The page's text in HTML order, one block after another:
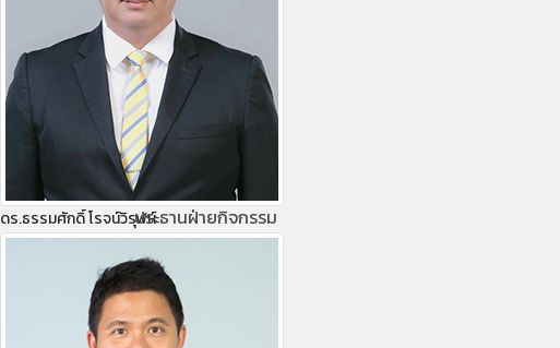
ร.ธรรมศักดิ์ โรจน์วิรุฬห์ประธานฝ่ายกิจกรรม